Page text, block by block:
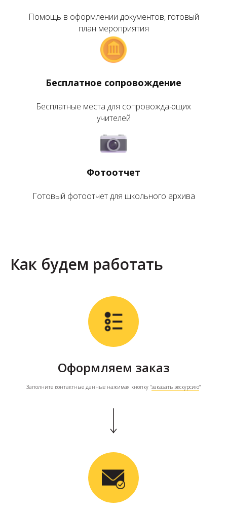
Помощь в оформлении документов, готовый
план мероприятия
Бесплатное сопровождение
Бесплатные места для сопровождающих
учителей
Фотоотчет
Готовый фотоотчет для школьного архива
Как будем работать
Оформляем заказ
Заполните контактные данные нажимая кнопку "заказать экскурсию"